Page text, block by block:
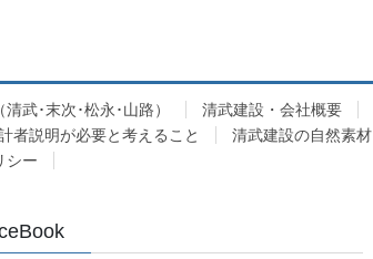
武･末次･松永･山路） 清武建設・会社概要
者説明が必要と考えること 清武建設の自然素材
シー